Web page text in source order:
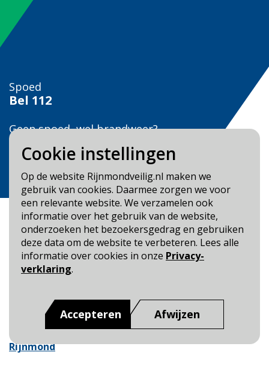
Cookie instellingen
Op de website Rijnmondveilig.nl maken we
gebruik van cookies. Daarmee zorgen we voor
een relevante website. We verzamelen ook
informatie over het gebruik van de website,
onderzoeken het bezoekersgedrag en gebruiken
deze data om de website te verbeteren. Lees alle
informatie over cookies in onze Privacy-
verklaring.
Accepteren Afwijzen
Spoed
Bel 112
Geen spoed, wel brandweer?
Bel
Veilig Leven?
Bel 0900-8387
Blijf op de hoogte
Toegankelijkheid
Dit is een website van:Veiligheidsregio Rotterdam-
Rijnmond